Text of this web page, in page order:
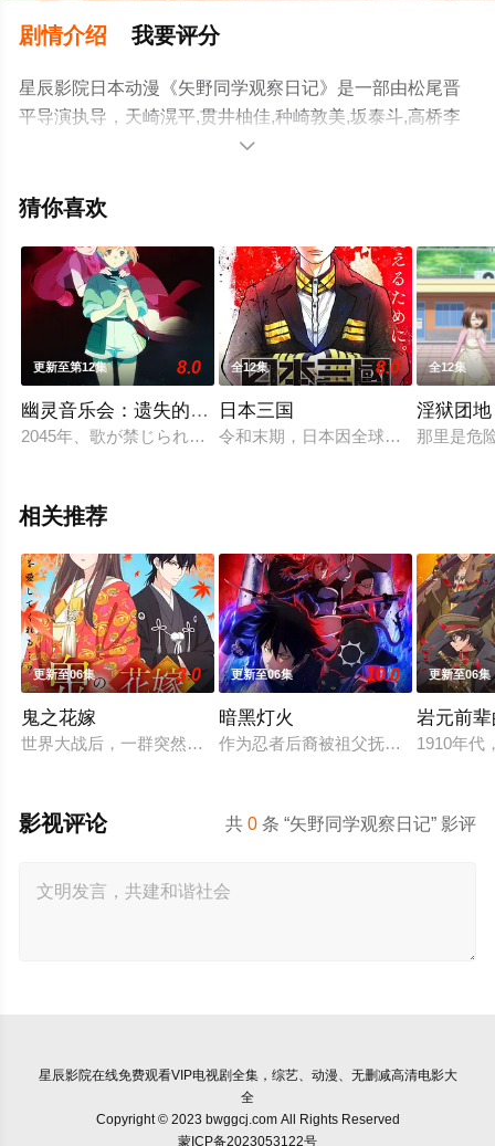
剧情介绍 我要评分
星辰影院日本动漫《矢野同学观察日记》是一部由松尾晋
平导演执导，天崎滉平,贯井柚佳,种崎敦美,坂泰斗,高桥李
依,岩崎谅太,小原好美,日野聪,江口拓也等演员精彩演绎的
清未删减完整版动漫全集就上星辰电影网，更多相关信息

猜你喜欢
更新至第12集 8.0
幽灵音乐会：遗失的歌曲
2045年、歌が禁じられた世界──。 音楽を創造し、奏でること
全12集 8.0
日本三国
令和末期，日本因全球核战影响走向
全12集
淫狱团地
那里是危
相关推荐
更新至06集 3.0
鬼之花嫁
世界大战后，一群突然现身的妖怪帮助日本复兴，他们由此站
更新至06集 10.0
暗黑灯火
作为忍者后裔被祖父抚养长大、拥有
更新至06集
岩元前
1910年代
共0 条 “矢野同学观察日记” 影评
影视评论
星辰影院在线免费观看VIP电视剧全集，综艺、动漫、无删减高清电影大
全
Copyright © 2023 bwggcj.com All Rights Reserved
蒙ICP备2023053122号